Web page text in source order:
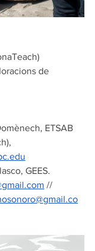
de
ETSAB
GEES.
//